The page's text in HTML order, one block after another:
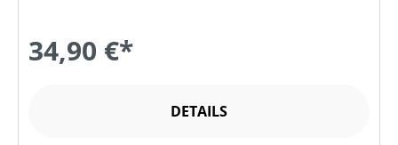
34,90 €*
DETAILS